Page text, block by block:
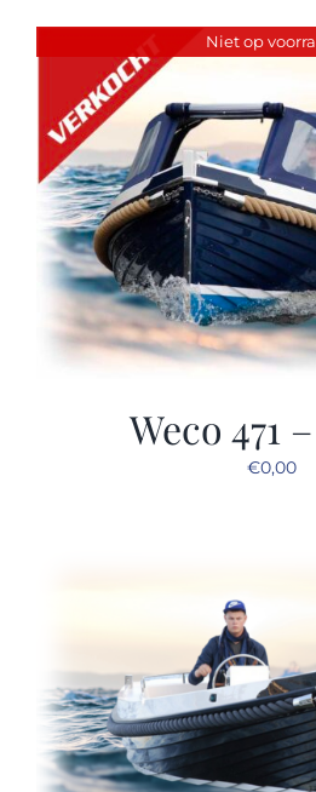
Niet op
Weco 471
€0,00